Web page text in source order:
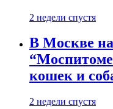
2 недели спустя
В Москве
кошек и
2 недели спустя